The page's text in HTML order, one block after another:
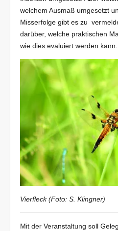
welchem Ausmaß umgesetzt
Misserfolge gibt es zu
darüber, welche praktischen
wie dies evaluiert werden kann.
Vierfleck (Foto: S. Klingner)
Mit der Veranstaltung soll